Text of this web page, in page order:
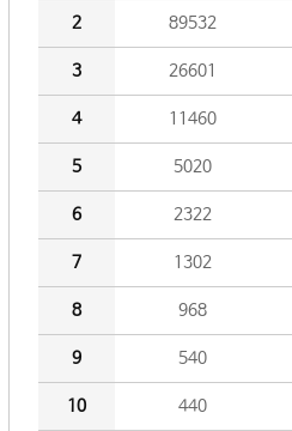
2 89532
3 26601
4 11460
5 5020
6 2322
7 1302
8 968
9 540
10 440